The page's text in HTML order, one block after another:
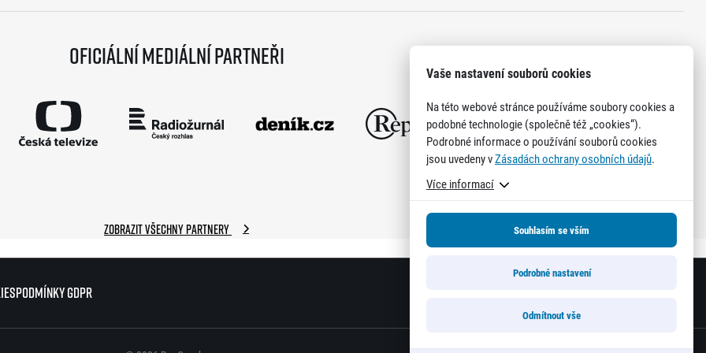
Podmínky GDPR
Oficiální mediální partneři
Zobrazit všechny partnery
Podmínky GDPR
Vaše nastavení souborů cookies
Na této webové stránce používáme soubory cookies a
podobné technologie (společně též „cookies“).
Podrobné informace o používání souborů cookies
jsou uvedeny vZásadách ochrany osobních údajů.
Více informací
Souhlasím se vším
Podrobné nastavení
Odmítnout vše